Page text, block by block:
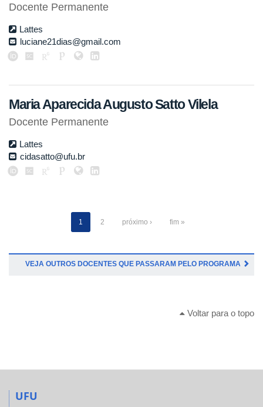
Docente Permanente
Lattes
luciane21dias@gmail.com
Maria Aparecida Augusto Satto Vilela
Docente Permanente
Lattes
cidasatto@ufu.br
1 2 próximo › fim »
VEJA OUTROS DOCENTES QUE PASSARAM PELO PROGRAMA
Voltar para o topo
UFU